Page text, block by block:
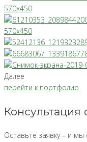
Далее
перейти к портфолио
Консультация
Оставьте заявку – и